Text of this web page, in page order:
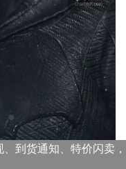
到货通知、特价闪卖，